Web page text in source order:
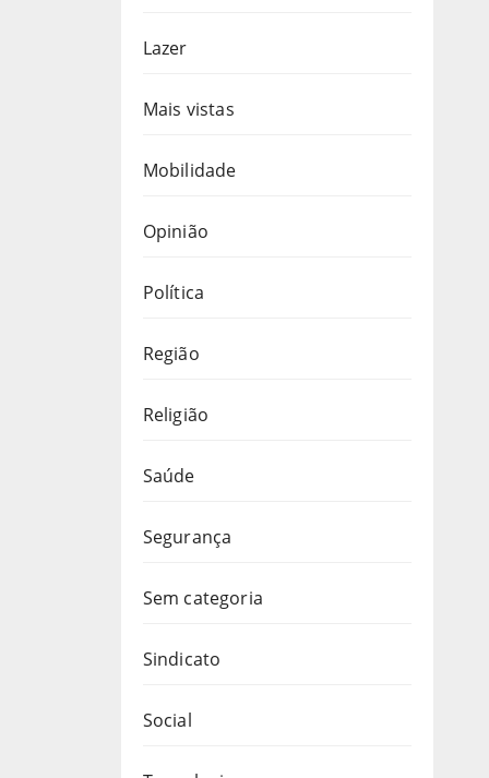
Lazer
Mais vistas
Mobilidade
Opinião
Política
Região
Religião
Saúde
Segurança
Sem categoria
Sindicato
Social